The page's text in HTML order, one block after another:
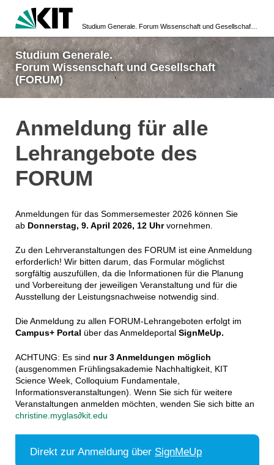
Studium Generale.
Forum Wissenschaft und Gesellschaft
(FORUM)
Anmeldung für alle
Lehrangebote des
FORUM
Anmeldungen für das Sommersemester 2026 können Sie
ab Donnerstag, 9. April 2026, 12 Uhrvornehmen.
Zu den Lehrveranstaltungen des FORUM ist eine Anmeldung
erforderlich! Wir bitten darum, das Formular möglichst
sorgfältig auszufüllen, da die Informationen für die Planung
und Vorbereitung der jeweiligen Veranstaltung und für die
Ausstellung der Leistungsnachweise notwendig sind.
Die Anmeldung zu allen FORUM-Lehrangeboten erfolgt im
Campus+ Portal über das Anmeldeportal SignMeUp.
ACHTUNG: Es sind nur 3 Anmeldungen möglich
(ausgenommen Frühlingsakademie Nachhaltigkeit, KIT
Science Week, Colloquium Fundamentale,
Informationsveranstaltungen). Wenn Sie sich für weitere
Veranstaltungen anmelden möchten, wenden Sie sich bitte an
christine.myglas∂kit.edu
Direkt zur Anmeldung über SignMeUp